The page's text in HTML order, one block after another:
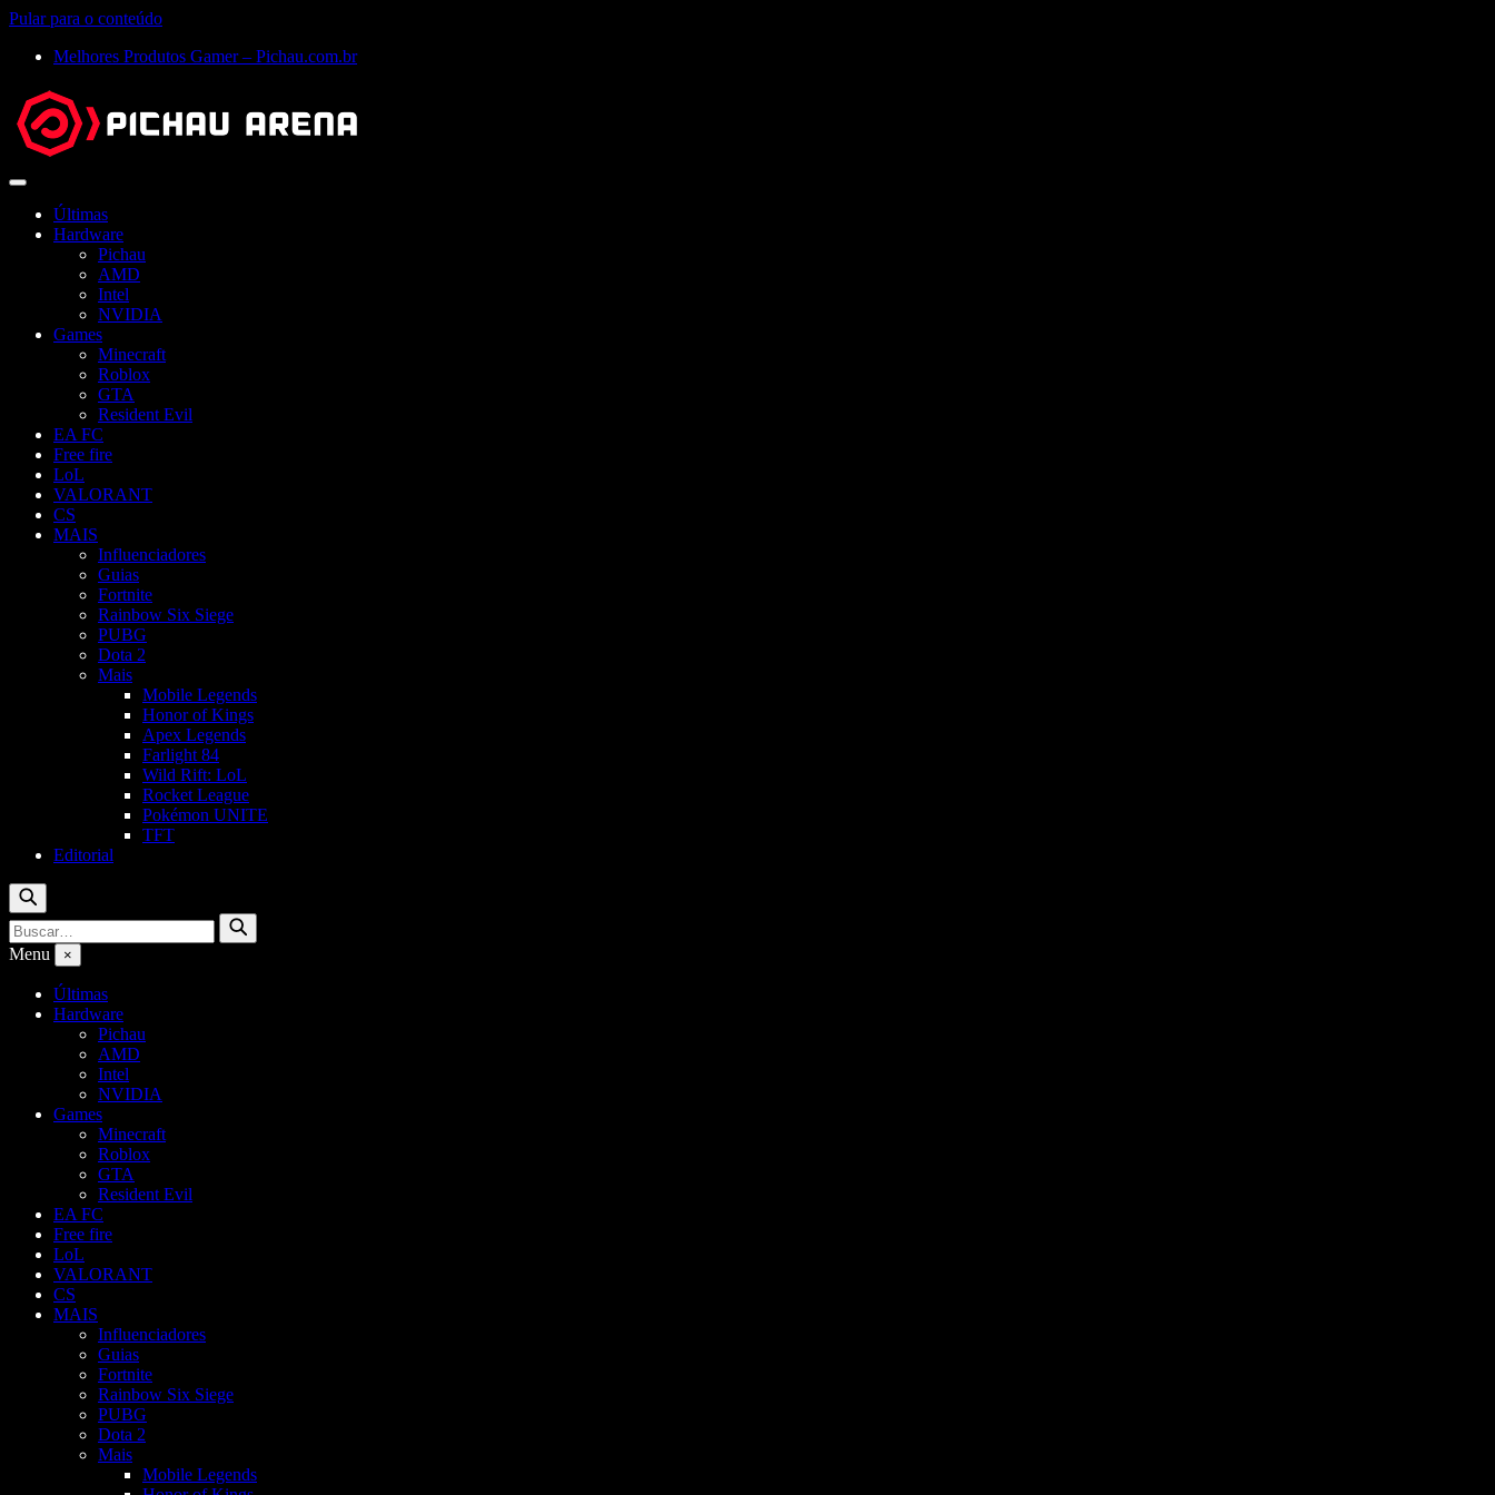
Pular para o conteúdo
Melhores Produtos Gamer – Pichau.com.br
Abrir
Últimas
Hardware
Pichau
AMD
Intel
NVIDIA
Games
Minecraft
Roblox
GTA
Resident Evil
EA FC
Free fire
LoL
VALORANT
CS
MAIS
Influenciadores
Guias
Fortnite
Rainbow Six Siege
PUBG
Dota 2
Mais
Mobile Legends
Honor of Kings
Apex Legends
Farlight 84
Wild Rift: LoL
Rocket League
Pokémon UNITE
TFT
Editorial
Buscar
Buscar
por:
Buscar
Menu ×
Últimas
Hardware
Pichau
AMD
Intel
NVIDIA
Games
Minecraft
Roblox
GTA
Resident Evil
EA FC
Free fire
LoL
VALORANT
CS
MAIS
Influenciadores
Guias
Fortnite
Rainbow Six Siege
PUBG
Dota 2
Mais
Mobile Legends